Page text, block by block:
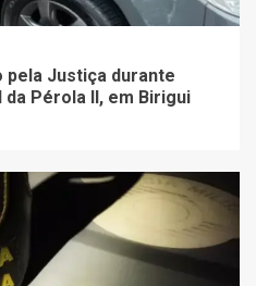
pela Justiça durante
Pérola ll, em Birigui